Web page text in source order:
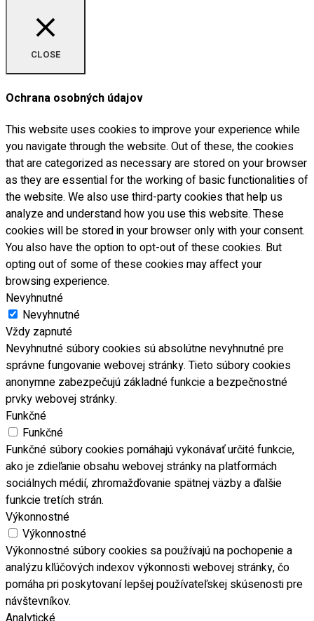
CLOSE
Ochrana osobných údajov
This website uses cookies to improve your experience while
you navigate through the website. Out of these, the cookies
that are categorized as necessary are stored on your browser
as they are essential for the working of basic functionalities of
the website. We also use third-party cookies that help us
analyze and understand how you use this website. These
cookies will be stored in your browser only with your consent.
You also have the option to opt-out of these cookies. But
opting out of some of these cookies may affect your
browsing experience.
Nevyhnutné
Nevyhnutné
Vždy zapnuté
Nevyhnutné súbory cookies sú absolútne nevyhnutné pre
správne fungovanie webovej stránky. Tieto súbory cookies
anonymne zabezpečujú základné funkcie a bezpečnostné
prvky webovej stránky.
Funkčné
Funkčné
Funkčné súbory cookies pomáhajú vykonávať určité funkcie,
ako je zdieľanie obsahu webovej stránky na platformách
sociálnych médií, zhromažďovanie spätnej väzby a ďalšie
funkcie tretích strán.
Výkonnostné
Výkonnostné
Výkonnostné súbory cookies sa používajú na pochopenie a
analýzu kľúčových indexov výkonnosti webovej stránky, čo
pomáha pri poskytovaní lepšej používateľskej skúsenosti pre
návštevníkov.